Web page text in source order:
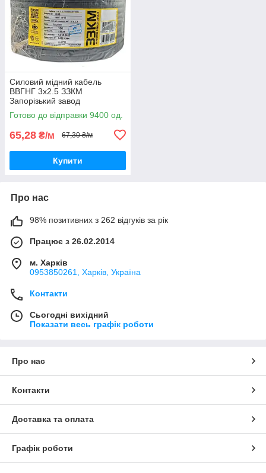
Силовий мідний кабель
ВВГНГ 3х2.5 ЗЗКМ
Запорізький завод
кольорових металів
повноцінний
Готово до відправки 9400 од.
65,28 ₴/м 67,30 ₴/м
Купити
Про нас
98% позитивних з 262 відгуків за рік
Працює з 26.02.2014
м. Харків
0953850261, Харків, Україна
Контакти
Сьогодні вихідний
Показати весь графік роботи
Про нас
Контакти
Доставка та оплата
Графік роботи